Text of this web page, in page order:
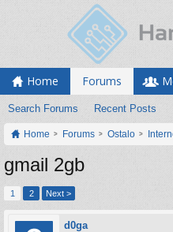
Home Forums
Search Forums Recent Posts
Home Forums Ostalo
gmail 2gb
1 2 Next >
d0ga